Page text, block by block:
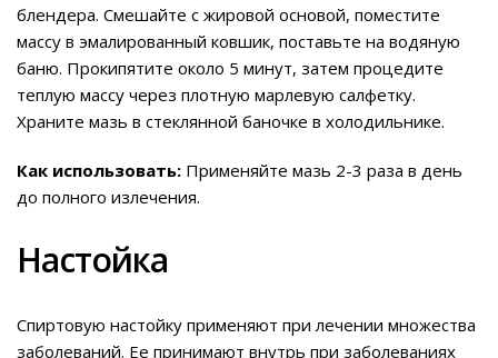
блендера. Смешайте с жировой основой, поместите
массу в эмалированный ковшик, поставьте на водяную
баню. Прокипятите около 5 минут, затем процедите
теплую массу через плотную марлевую салфетку.
Храните мазь в стеклянной баночке в холодильнике.
Как использовать: Применяйте мазь 2-3 раза в день
до полного излечения.
Настойка
Спиртовую настойку применяют при лечении множества
заболеваний. Ее принимают внутрь при заболеваниях